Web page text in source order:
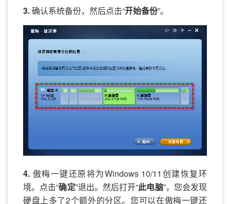
3.确认系统备份，然后点击“开始备份”。
4. 傲梅一键还原将为Windows 10/11创建恢复环
境。点击“确定”退出。然后打开“此电脑”，您会发现
硬盘上多了2个额外的分区。您可以在傲梅一键还